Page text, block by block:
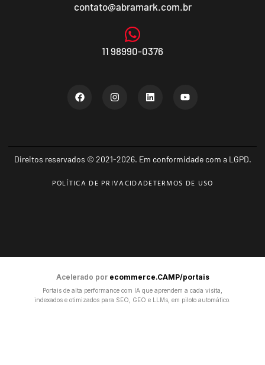
contato@abramark.com.br
11 98990-0376
Direitos reservados © 2021-2026. Em conformidade com a LGPD.
POLÍTICA DE PRIVACIDADETERMOS DE USO
Acelerado por ecommerce.CAMP/portais
Portais de alta performance com IA que aprendem a cada visita,
indexados e otimizados para SEO, GEO e LLMs, em piloto automático.